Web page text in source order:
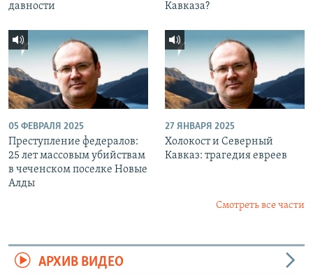
давности
Кавказа?
05 ФЕВРАЛЯ 2025
Преступление федералов:
25 лет массовым убийствам
в чеченском поселке Новые
Алды
27 ЯНВАРЯ 2025
Холокост и Северный
Кавказ: трагедия евреев
Смотреть все части
АРХИВ ВИДЕО